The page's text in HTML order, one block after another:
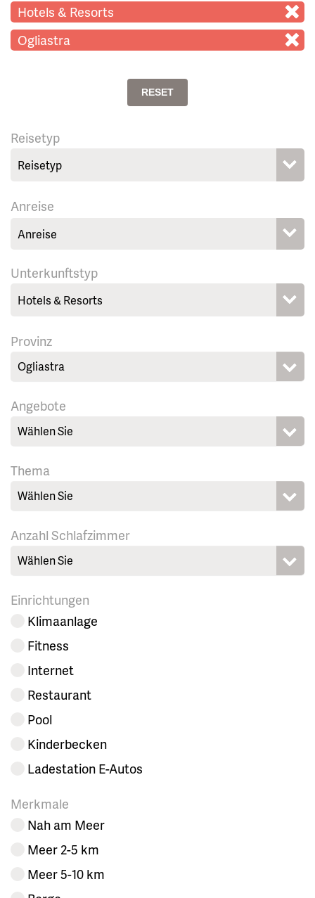
Hotels & Resorts
Ogliastra
RESET
Reisetyp
Anreise
Unterkunftstyp
Provinz
Ogliastra
Angebote
Wählen Sie
Thema
Wählen Sie
Anzahl Schlafzimmer
Wählen Sie
Einrichtungen
Klimaanlage
Fitness
Internet
Restaurant
Pool
Kinderbecken
Ladestation E-Autos
Merkmale
Nah am Meer
Meer 2-5 km
Meer 5-10 km